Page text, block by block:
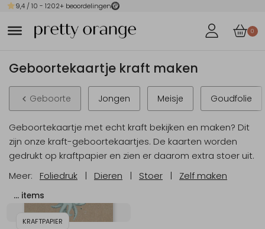
9,4 / 10 - 1202+ beoordelingen
0
Geboortekaartje kraft maken
Geboorte Jongen Meisje Goudfolie
Geboortekaartje met echt kraft bekijken en maken? Dit
zijn onze kraft-geboortekaartjes. De kaarten worden
gedrukt op kraftpapier en zien er daarom extra stoer uit.
Meer: Foliedruk | Dieren | Stoer | Zelf maken
… items
KRAFTPAPIER